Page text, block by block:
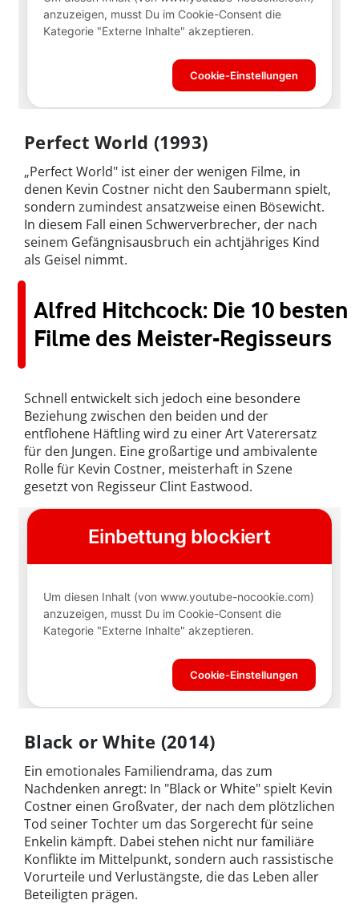
Perfect World (1993)
„Perfect World" ist einer der wenigen Filme, in
denen Kevin Costner nicht den Saubermann spielt,
sondern zumindest ansatzweise einen Bösewicht.
In diesem Fall einen Schwerverbrecher, der nach
seinem Gefängnisausbruch ein achtjähriges Kind
als Geisel nimmt.
Alfred Hitchcock: Die 10 besten
Filme des Meister-Regisseurs
Schnell entwickelt sich jedoch eine besondere
Beziehung zwischen den beiden und der
entflohene Häftling wird zu einer Art Vaterersatz
für den Jungen. Eine großartige und ambivalente
Rolle für Kevin Costner, meisterhaft in Szene
gesetzt von Regisseur Clint Eastwood.
Black or White (2014)
Ein emotionales Familiendrama, das zum
Nachdenken anregt: In "Black or White" spielt Kevin
Costner einen Großvater, der nach dem plötzlichen
Tod seiner Tochter um das Sorgerecht für seine
Enkelin kämpft. Dabei stehen nicht nur familiäre
Konflikte im Mittelpunkt, sondern auch rassistische
Vorurteile und Verlustängste, die das Leben aller
Beteiligten prägen.